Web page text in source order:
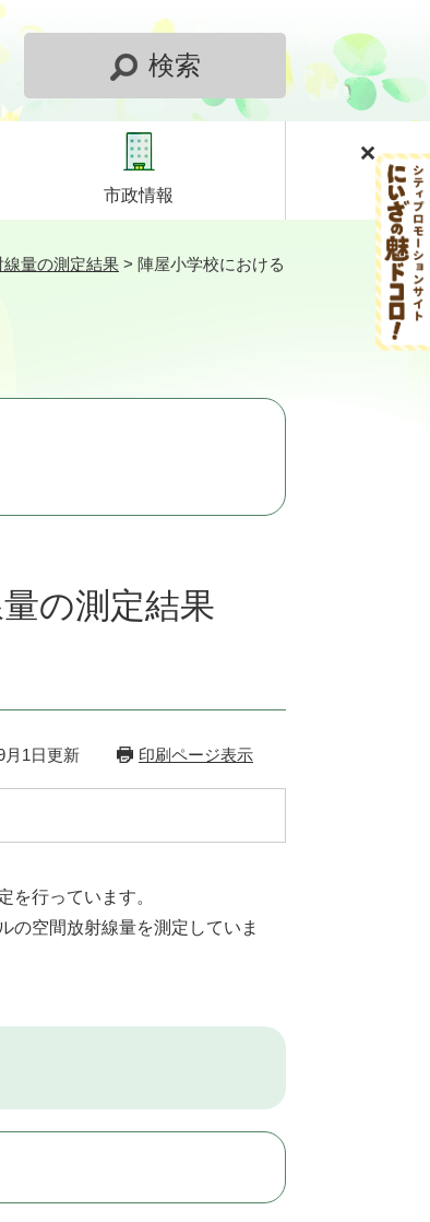
検索
市政情報
量の測定結果 > 陣屋小学校における
の測定結果
月1日更新 印刷ページ表示
を行っています。
空間放射線量を測定していま